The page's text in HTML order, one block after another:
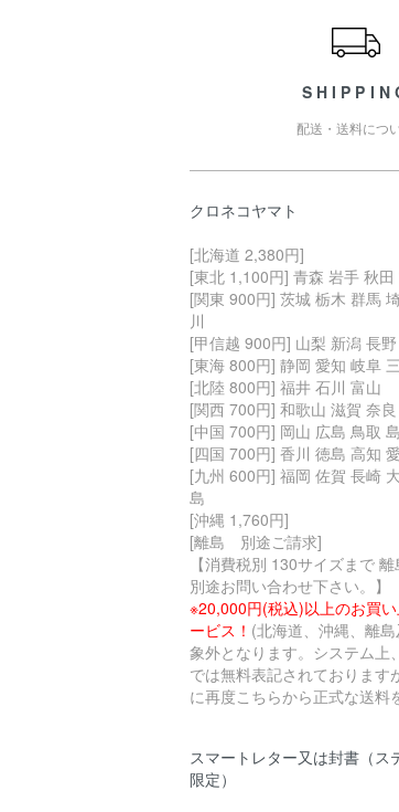
配送・送料につ
クロネコヤマト
[北海道 2,380円]
[東北 1,100円] 青森 岩手 秋
[関東 900円] 茨城 栃木 群馬
川
[甲信越 900円] 山梨 新潟 長野
[東海 800円] 静岡 愛知 岐阜
[北陸 800円] 福井 石川 富山
[関西 700円] 和歌山 滋賀 奈
[中国 700円] 岡山 広島 鳥取
[四国 700円] 香川 徳島 高知
[九州 600円] 福岡 佐賀 長崎
島
[沖縄 1,760円]
[離島 別途ご請求]
【消費税別 130サイズまで
別途お問い合わせ下さい。】
※20,000円(税込)以上のお買
ービス！ (北海道、沖縄、離
象外となります。システム上
では無料表記されております
に再度こちらから正式な送料
スマートレター又は封書（ス
限定）